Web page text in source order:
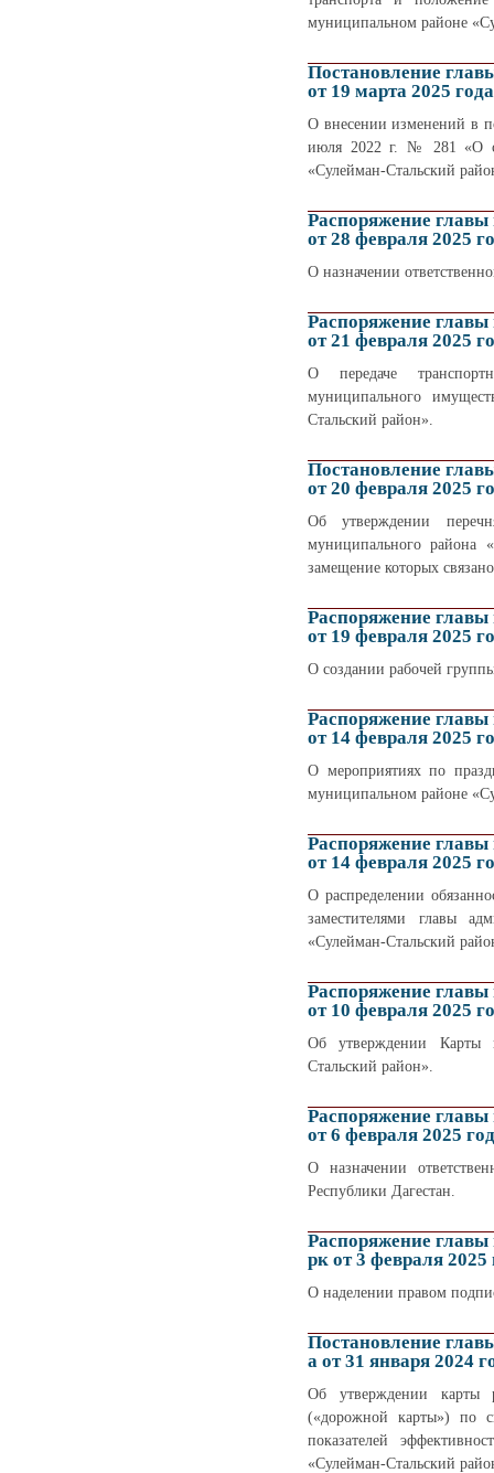
муниципальном районе
Постановление
от 19 марта 2025 года
О внесении изменений в
июля 2022 г. № 281 «О
«Сулейман-Стальский
Распоряжение
от 28 февраля 2025
О назначении
Распоряжение
от 21 февраля 2025
О передаче
муниципального
Стальский район».
Постановление
от 20 февраля 2025
Об утверждении
муниципального района
замещение которых
Распоряжение
от 19 февраля 2025
О создании рабочей
Распоряжение
от 14 февраля 2025
О мероприятиях по
муниципальном районе
Распоряжение
от 14 февраля 2025
О распределении
заместителями главы
«Сулейман-Стальский
Распоряжение
от 10 февраля 2025
Об утверждении Карты
Стальский район».
Распоряжение
от 6 февраля 2025
О назначении
Республики Дагестан.
Распоряжение
рк от 3 февраля
О наделении правом
Постановление
а от 31 января 2024
Об утверждении карты
(«дорожной карты») по
показателей
«Сулейман-Стальский